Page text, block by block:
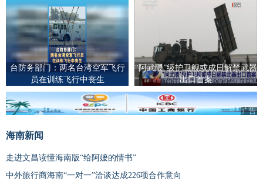
台防务部门：两名台湾空军飞行
员在训练飞行中丧生
“阿武隈”级护卫舰或成日解禁武器
出口首案
广告
海南新闻
走进文昌读懂海南版“给阿嬷的情书”
中外旅行商海南“一对一”洽谈达成226项合作意向